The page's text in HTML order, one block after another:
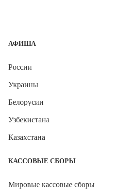
АФИША
России
Украины
Белорусии
Узбекистана
Казахстана
КАССОВЫЕ СБОРЫ
Мировые кассовые сборы